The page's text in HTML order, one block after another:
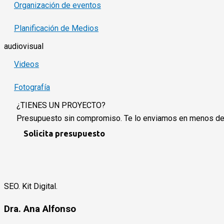
Organización de eventos
Planificación de Medios
audiovisual
Videos
Fotografía
¿TIENES UN PROYECTO?
Presupuesto sin compromiso. Te lo enviamos en menos
Solicita presupuesto
SEO. Kit Digital.
Dra. Ana Alfonso